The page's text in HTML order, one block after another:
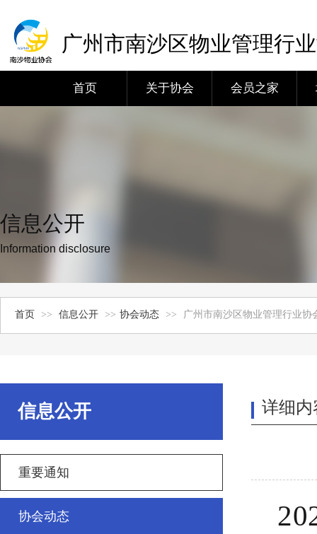
广州市南沙区物业管理行
首页 关于协会 会员之家
信息公开
Information disclosure
首页 >> 信息公开 >> 协会动态 >> 广州市南沙区物业管理行业协
信息公开
重要通知
协会动态
详细内